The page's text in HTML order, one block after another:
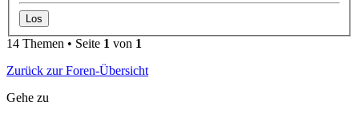
14 Themen • Seite 1 von 1
Zurück zur Foren-Übersicht
Gehe zu